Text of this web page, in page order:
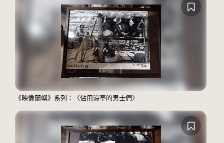
《映像蘭嶼》系列：〈佔用涼亭的男士們〉